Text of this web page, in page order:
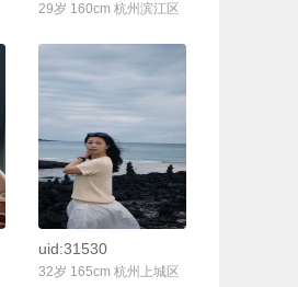
29岁 160cm 杭州滨江区
联系Ta
uid:31530
32岁 165cm 杭州上城区